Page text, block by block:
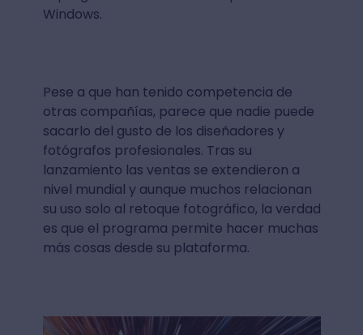
Windows.
Pese a que han tenido competencia de
otras compañías, parece que nadie puede
sacarlo del gusto de los diseñadores y
fotógrafos profesionales. Tras su
lanzamiento las ventas se extendieron a
nivel mundial y aunque muchos relacionan
su uso solo al retoque fotográfico, la verdad
es que el programa permite hacer muchas
más cosas desde su plataforma.